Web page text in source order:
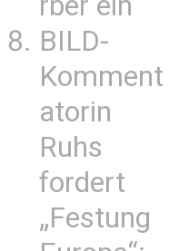
BILD-
Komment
atorin
Ruhs
fordert
„Festung